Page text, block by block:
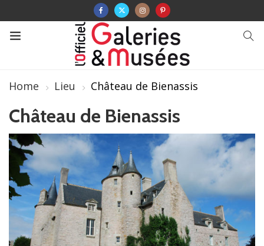
Home Lieu Château de Bienassis
Château de Bienassis